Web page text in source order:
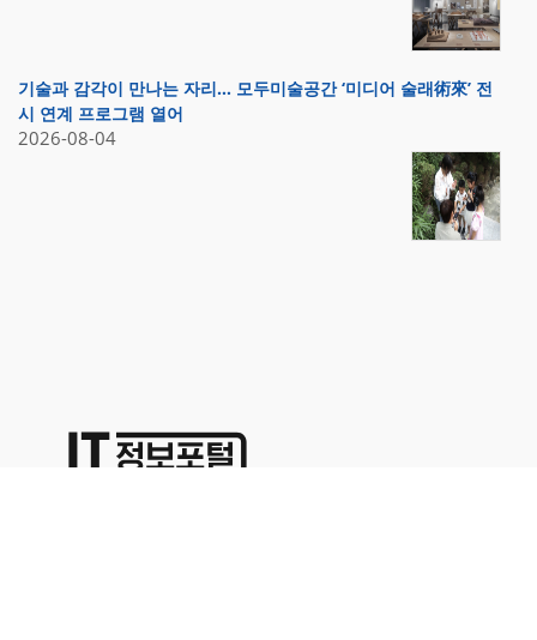
기술과 감각이 만나는 자리… 모두미술공간 ‘미디어 술래術來’ 전
시 연계 프로그램 열어
2026-08-04